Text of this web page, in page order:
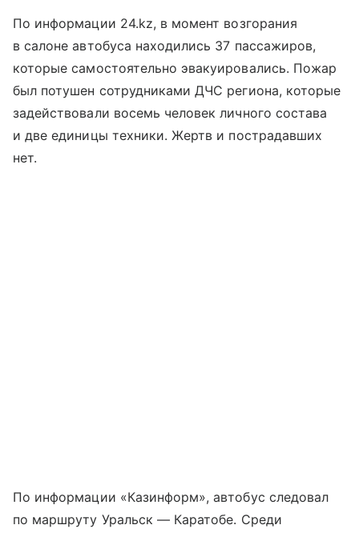
По информации 24.kz, в момент возгорания
в салоне автобуса находились 37 пассажиров,
которые самостоятельно эвакуировались. Пожар
был потушен сотрудниками ДЧС региона, которые
задействовали восемь человек личного состава
и две единицы техники. Жертв и пострадавших
нет.
По информации «Казинформ», автобус следовал
по маршруту Уральск — Каратобе. Среди